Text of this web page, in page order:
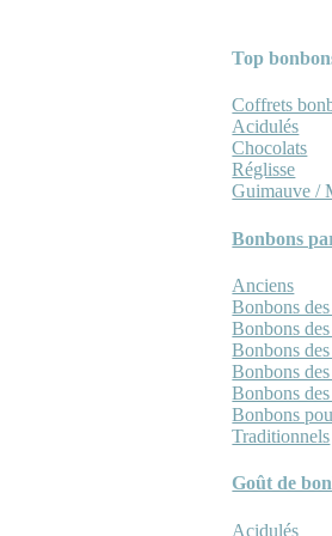
Top
Coffrets
Acidulés
Chocolats
Réglisse
Guimauve /
Bonbons
Anciens
Bonbons
Bonbons
Bonbons
Bonbons
Bonbons
Bonbons
Traditionnels
Goût de
Acidulés